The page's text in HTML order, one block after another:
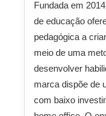
Fundada em
de educação
pedagógica a
meio de uma
desenvolver
marca dispõe de
com baixo